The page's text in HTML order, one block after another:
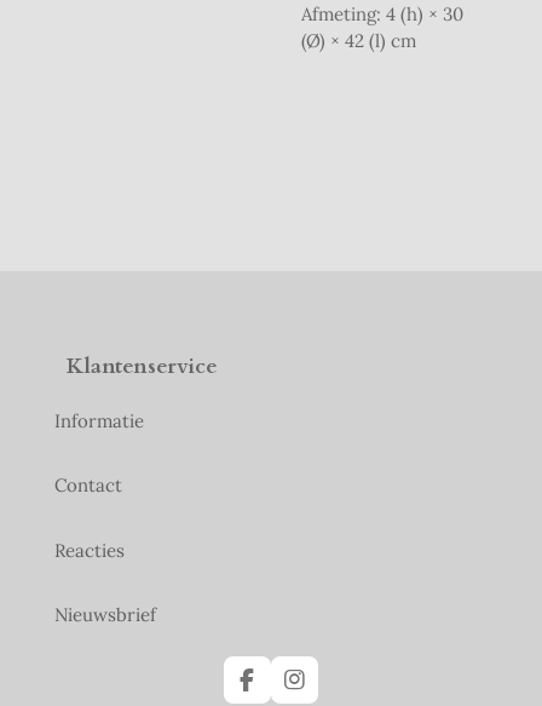
Afmeting: 4 (h) × 30
(Ø) × 42 (l) cm
Klantenservice
Informatie
Contact
Reacties
Nieuwsbrief
F
I